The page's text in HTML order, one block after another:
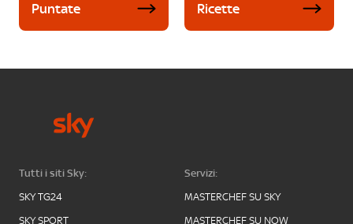
Puntate Ricette
Tutti i siti Sky:
SKY TG24
SKY SPORT
Servizi:
MASTERCHEF SU SKY
MASTERCHEF SU NOW